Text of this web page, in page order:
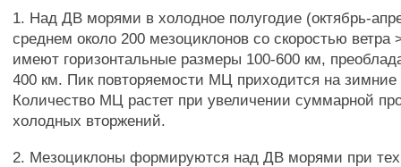
1. Над ДВ морями в холодное полугодие (октябрь-
среднем около 200 мезоциклонов со скоростью
имеют горизонтальные размеры 100-600 км,
400 км. Пик повторяемости МЦ приходится на
Количество МЦ растет при увеличении суммарной
холодных вторжений.
2. Мезоциклоны формируются над ДВ морями при